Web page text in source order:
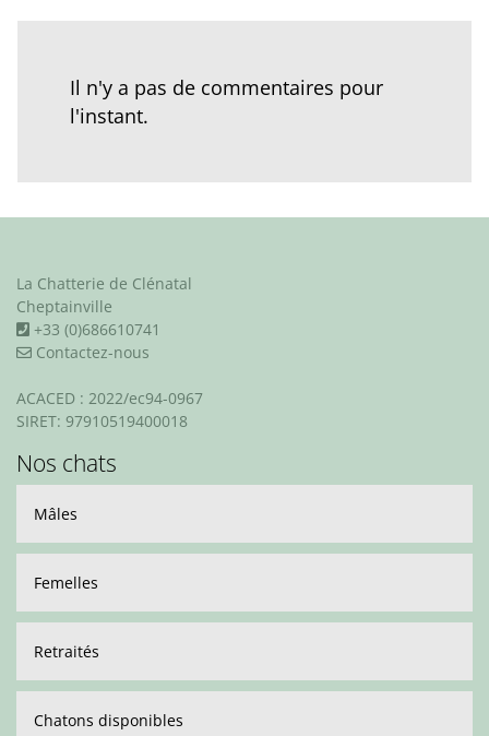
Il n'y a pas de commentaires pour
l'instant.
La Chatterie de Clénatal
Cheptainville
+33 (0)686610741
Contactez-nous
ACACED : 2022/ec94-0967
SIRET: 97910519400018
Nos chats
Mâles
Femelles
Retraités
Chatons disponibles